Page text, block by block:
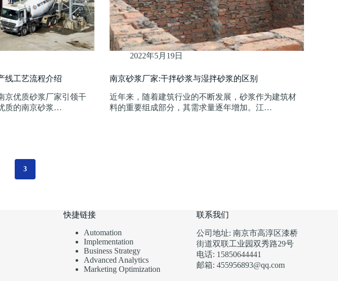
线工艺流程介绍
京优质砂浆厂家引领干
质的南京砂浆…
2022年5月19日
南京砂浆厂家:干拌砂浆与湿拌砂浆的区别
近年来，随着建筑行业的不断发展，砂浆作为建筑材
料的重要组成部分，其需求量逐年增加。江…
3
快捷链接
Automation
Implementation
Business Strategy
Advanced Analytics
Marketing Optimization
联系我们
公司地址: 南京市高淳区漆桥
街道双联工业园双秀路29号
电话: 15850644441
邮箱: 455956893@qq.com